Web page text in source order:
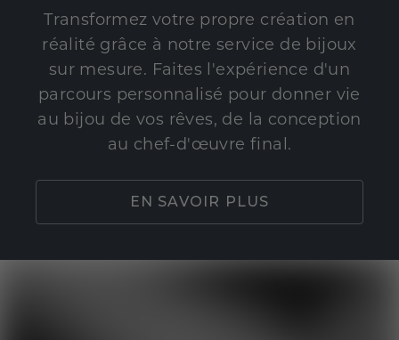
Transformez votre propre création en
réalité grâce à notre service de bijoux
sur mesure. Faites l'expérience d'un
parcours personnalisé pour donner vie
au bijou de vos rêves, de la conception
au chef-d'œuvre final.
EN SAVOIR PLUS